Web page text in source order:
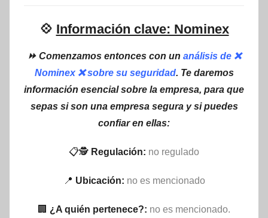
💠 Información clave: Nominex
⏩ Comenzamos entonces con un análisis de ❌
Nominex ❌ sobre su seguridad. Te daremos
información esencial sobre la empresa, para que
sepas si son una empresa segura y si puedes
confiar en ellas:
📋🕵 Regulación: no regulado
📍 Ubicación: no es mencionado
🏢 ¿A quién pertenece?: no es mencionado.